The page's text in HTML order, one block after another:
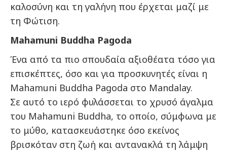
καλοσύνη και τη γαλήνη που έρχεται μαζί με
τη Φώτιση.
Mahamuni Buddha Pagoda
Ένα από τα πιο σπουδαία αξιοθέατα τόσο για
επισκέπτες, όσο και για προσκυνητές είναι η
Mahamuni Buddha Pagoda στο Mandalay.
Σε αυτό το ιερό φυλάσσεται το χρυσό άγαλμα
του Mahamuni Buddha, το οποίο, σύμφωνα με
το μύθο, κατασκευάστηκε όσο εκείνος
βρισκόταν στη ζωή και αντανακλά τη λάμψη